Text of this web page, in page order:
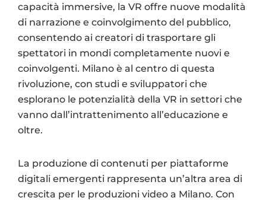
capacità immersive, la VR offre nuove modalità
di narrazione e coinvolgimento del pubblico,
consentendo ai creatori di trasportare gli
spettatori in mondi completamente nuovi e
coinvolgenti. Milano è al centro di questa
rivoluzione, con studi e sviluppatori che
esplorano le potenzialità della VR in settori che
vanno dall’intrattenimento all’educazione e
oltre.
La produzione di contenuti per piattaforme
digitali emergenti rappresenta un’altra area di
crescita per le produzioni video a Milano. Con